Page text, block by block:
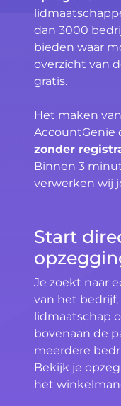
dan 3000
bieden waar
overzicht van
gratis.
Het maken
AccountGenie
zonder
Binnen 3
verwerken wij
Start
Je zoekt naar
van het
lidmaatschap
bovenaan de
meerdere
Bekijk je
het